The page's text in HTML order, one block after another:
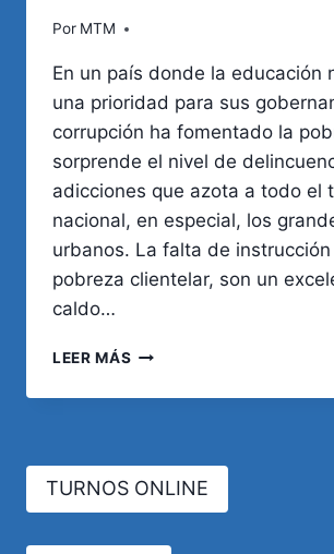
Por MTM
En un país donde la educación
una prioridad para sus
corrupción ha fomentado la
sorprende el nivel de
adicciones que azota a todo el
nacional, en especial, los
urbanos. La falta de
pobreza clientelar, son un
caldo…
LEER MÁS EDUCACIÓN,
DELINCUENCIA
UN
CÍRCULO
VICIOSO
TURNOS ONLINE